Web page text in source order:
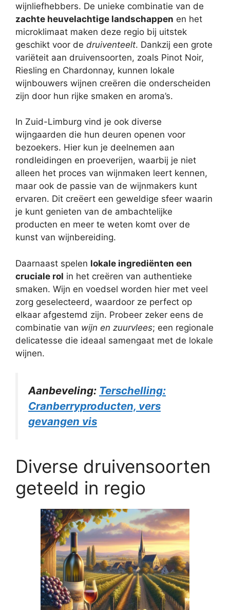
wijnliefhebbers. De unieke combinatie van de
zachte heuvelachtige landschappen en het
microklimaat maken deze regio bij uitstek
geschikt voor de druiventeelt. Dankzij een grote
variëteit aan druivensoorten, zoals Pinot Noir,
Riesling en Chardonnay, kunnen lokale
wijnbouwers wijnen creëren die onderscheiden
zijn door hun rijke smaken en aroma’s.
In Zuid-Limburg vind je ook diverse
wijngaarden die hun deuren openen voor
bezoekers. Hier kun je deelnemen aan
rondleidingen en proeverijen, waarbij je niet
alleen het proces van wijnmaken leert kennen,
maar ook de passie van de wijnmakers kunt
ervaren. Dit creëert een geweldige sfeer waarin
je kunt genieten van de ambachtelijke
producten en meer te weten komt over de
kunst van wijnbereiding.
Daarnaast spelen lokale ingrediënten een
cruciale rol in het creëren van authentieke
smaken. Wijn en voedsel worden hier met veel
zorg geselecteerd, waardoor ze perfect op
elkaar afgestemd zijn. Probeer zeker eens de
combinatie van wijn en zuurvlees; een regionale
delicatesse die ideaal samengaat met de lokale
wijnen.
Aanbeveling: Terschelling:
Cranberryproducten, vers
gevangen vis
Diverse druivensoorten
geteeld in regio